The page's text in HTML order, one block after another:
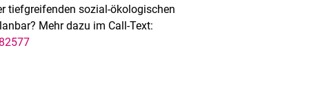
tiefgreifenden sozial-ökologischen
Mehr dazu im Call-Text:
link, opens in a new window)
(external link, opens in a new window)